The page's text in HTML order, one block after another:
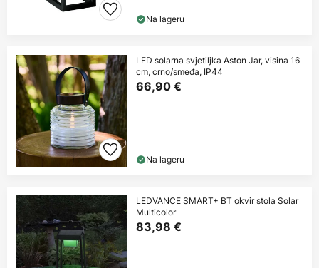
Na lageru
LED solarna svjetiljka Aston Jar, visina 16
cm, crno/smeđa, IP44
66,90 €
Na lageru
LEDVANCE SMART+ BT okvir stola Solar
Multicolor
83,98 €